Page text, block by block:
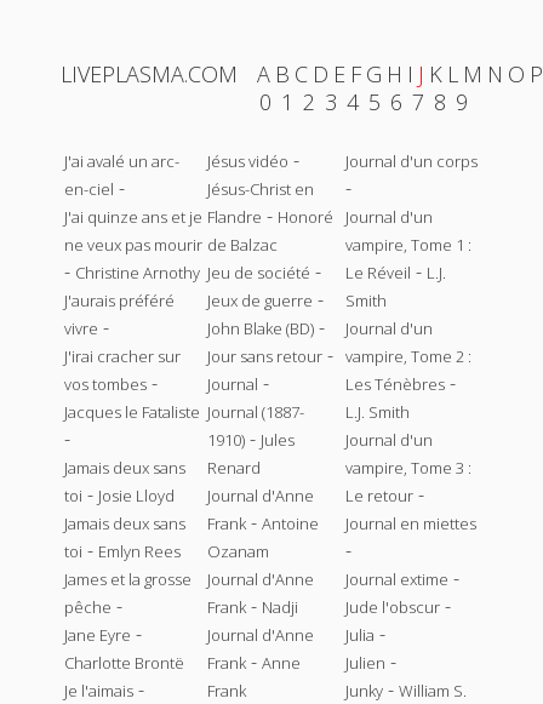
LIVEPLASMA.COM A B C D E F G H I J K L M N O P
0 1 2 3 4 5 6 7 8 9
J'ai avalé un arc-
en-ciel -
J'ai quinze ans et je
ne veux pas mourir
- Christine Arnothy
J'aurais préféré
vivre -
J'irai cracher sur
vos tombes -
Jacques le Fataliste
-
Jamais deux sans
toi - Josie Lloyd
Jamais deux sans
toi - Emlyn Rees
James et la grosse
pêche -
Jane Eyre -
Charlotte Brontë
Je l'aimais -
Jésus vidéo -
Jésus-Christ en
Flandre - Honoré
de Balzac
Jeu de société -
Jeux de guerre -
John Blake (BD) -
Jour sans retour -
Journal -
Journal (1887-
1910) - Jules
Renard
Journal d'Anne
Frank - Antoine
Ozanam
Journal d'Anne
Frank - Nadji
Journal d'Anne
Frank - Anne
Frank
Journal d'un corps
-
Journal d'un
vampire, Tome 1 :
Le Réveil - L.J.
Smith
Journal d'un
vampire, Tome 2 :
Les Ténèbres -
L.J. Smith
Journal d'un
vampire, Tome 3 :
Le retour -
Journal en miettes
-
Journal extime -
Jude l'obscur -
Julia -
Julien -
Junky - William S.